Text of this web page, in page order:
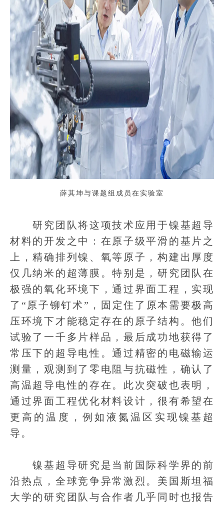
薛其坤与课题组成员在实验室
研究团队将这项技术应用于镍基超导
材料的开发之中：在原子级平滑的基片之
上，精确排列镍、氧等原子，构建出厚度
仅几纳米的超薄膜。特别是，研究团队在
极强的氧化环境下，通过界面工程，实现
了“原子铆钉术”，固定住了原本需要极高
压环境下才能稳定存在的原子结构。他们
试验了一千多片样品，最后成功地获得了
常压下的超导电性。通过精密的电磁输运
测量，观测到了零电阻与抗磁性，确认了
高温超导电性的存在。此次突破也表明，
通过界面工程优化材料设计，很有希望在
更高的温度，例如液氮温区实现镍基超
导。
镍基超导研究是当前国际科学界的前
沿热点，全球竞争异常激烈。美国斯坦福
大学的研究团队与合作者几乎同时也报告